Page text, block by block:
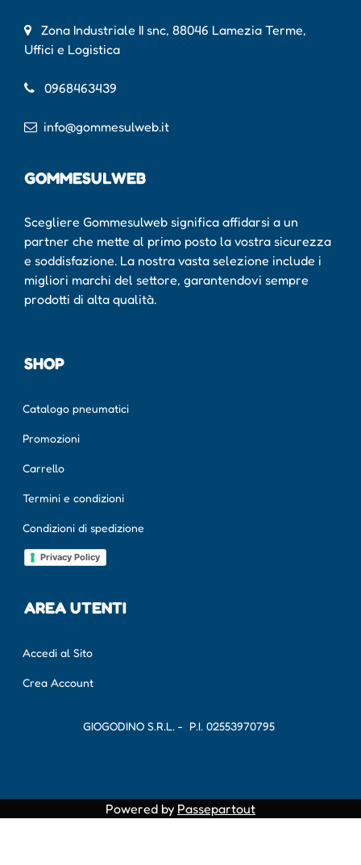
Zona Industriale II snc, 88046 Lamezia Terme,
Uffici e Logistica
0968463439
info@gommesulweb.it
GOMMESULWEB
Scegliere Gommesulweb significa affidarsi a un
partner che mette al primo posto la vostra sicurezza
e soddisfazione. La nostra vasta selezione include i
migliori marchi del settore, garantendovi sempre
prodotti di alta qualità.
SHOP
Catalogo pneumatici
Promozioni
Carrello
Termini e condizioni
Condizioni di spedizione
Privacy Policy
AREA UTENTI
Accedi al Sito
Crea Account
GIOGODINO S.R.L. - P.I. 02553970795
Powered by Passepartout